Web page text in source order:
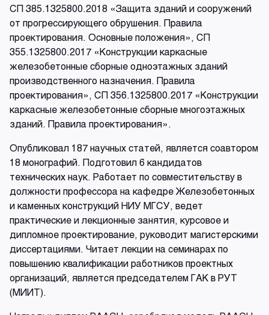
СП 385.1325800.2018 «Защита зданий и сооружений
от прогрессирующего обрушения. Правила
проектирования. Основные положения», СП
355.1325800.2017 «Конструкции каркасные
железобетонные сборные одноэтажных зданий
производственного назначения. Правила
проектирования», СП 356.1325800.2017 «Конструкции
каркасные железобетонные сборные многоэтажных
зданий. Правила проектирования».
Опубликовал 187 научных статей, является соавтором
18 монографий. Подготовил 6 кандидатов
технических наук. Работает по совместительству в
должности профессора на кафедре Железобетонных
и каменных конструкций НИУ МГСУ, ведет
практические и лекционные занятия, курсовое и
дипломное проектирование, руководит магистерскими
диссертациями. Читает лекции на семинарах по
повышению квалификации работников проектных
организаций, является председателем ГАК в РУТ
(МИИТ).